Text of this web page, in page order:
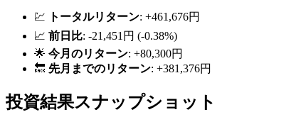
💹 トータルリターン: +461,676円
📈 前日比: -21,451円 (-0.38%)
🌟 今月のリターン: +80,300円
🔙 先月までのリターン: +381,376円
投資結果スナップショット